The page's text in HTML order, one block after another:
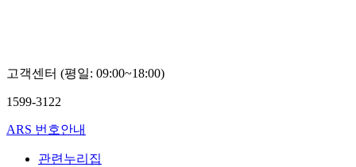
고객센터 (평일: 09:00~18:00)
1599-3122
ARS 번호안내
관련누리집